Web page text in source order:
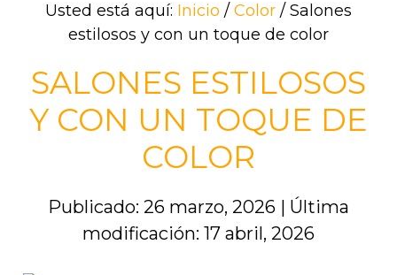
Usted está aquí: Inicio / Color / Salones
estilosos y con un toque de color
SALONES ESTILOSOS
Y CON UN TOQUE DE
COLOR
Publicado: 26 marzo, 2026 | Última
modificación: 17 abril, 2026